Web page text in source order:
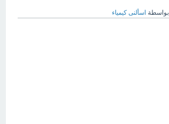
بواسطة اسألنى كيمياء